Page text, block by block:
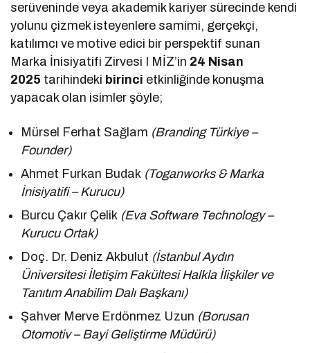
serüveninde veya akademik kariyer sürecinde kendi
yolunu çizmek isteyenlere samimi, gerçekçi,
katılımcı ve motive edici bir perspektif sunan
Marka İnisiyatifi Zirvesi I MİZ’in 24 Nisan
2025 tarihindeki birinci etkinliğinde konuşma
yapacak olan isimler şöyle;
Mürsel Ferhat Sağlam (Branding Türkiye –
Founder)
Ahmet Furkan Budak (Toganworks & Marka
İnisiyatifi – Kurucu)
Burcu Çakır Çelik (Eva Software Technology –
Kurucu Ortak)
Doç. Dr. Deniz Akbulut (İstanbul Aydın
Üniversitesi İletişim Fakültesi Halkla İlişkiler ve
Tanıtım Anabilim Dalı Başkanı)
Şahver Merve Erdönmez Uzun (Borusan
Otomotiv – Bayi Geliştirme Müdürü)